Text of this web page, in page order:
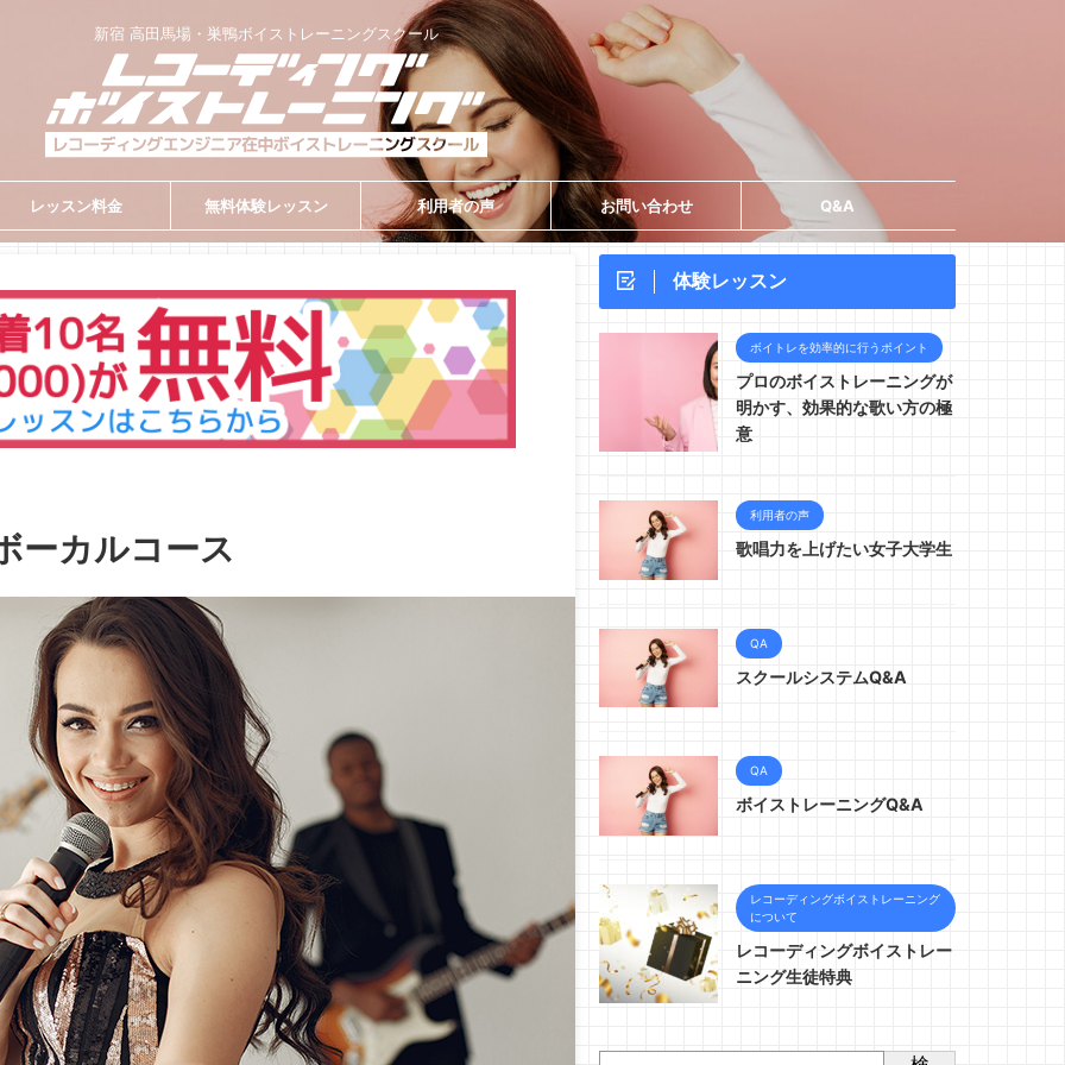
新宿 高田馬場・巣鴨ボイストレーニングスクール
レッスン料金 無料体験レッスン 利用者の声 お問い合わせ Q&A
ーカルコース
体験レッスン
ボイトレを効率的に行うポイント
プロのボイストレーニングが
明かす、効果的な歌い方の極
意
利用者の声
歌唱力を上げたい女子大学生
QA
スクールシステムQ&A
QA
ボイストレーニングQ&A
レコーディングボイストレーニング
について
レコーディングボイストレー
ニング生徒特典